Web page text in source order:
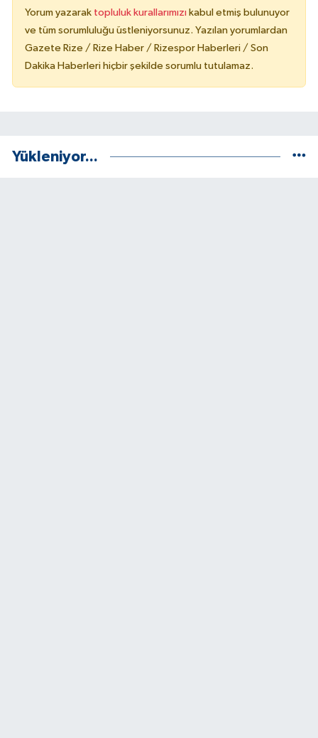
Yorum yazarak topluluk kurallarımızı kabul etmiş bulunuyor
ve tüm sorumluluğu üstleniyorsunuz. Yazılan yorumlardan
Gazete Rize / Rize Haber / Rizespor Haberleri / Son
Dakika Haberleri hiçbir şekilde sorumlu tutulamaz.
Yükleniyor...